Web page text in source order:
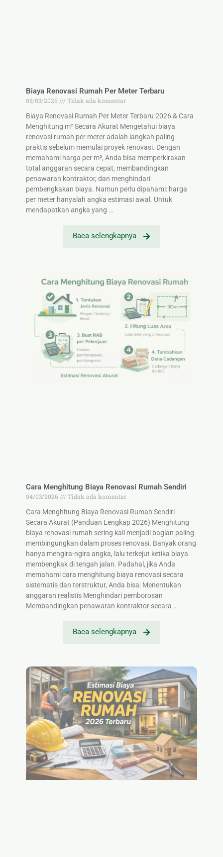
Biaya Renovasi Rumah Per Meter Terbaru
05/03/2026
Tidak ada komentar
Biaya Renovasi Rumah Per Meter Terbaru 2026 & Cara
Menghitung m² Secara Akurat Mengetahui biaya
renovasi rumah per meter adalah langkah paling
praktis sebelum memulai proyek renovasi. Dengan
memahami harga per m², Anda bisa memperkirakan
total anggaran secara cepat, membandingkan
penawaran kontraktor, dan menghindari
pembengkakan biaya. Namun perlu dipahami: harga
per meter hanyalah angka estimasi awal. Untuk
mendapatkan angka yang …
Baca selengkapnya
Cara Menghitung Biaya Renovasi Rumah Sendiri
04/03/2026
Tidak ada komentar
Cara Menghitung Biaya Renovasi Rumah Sendiri
Secara Akurat (Panduan Lengkap 2026) Menghitung
biaya renovasi rumah sering kali menjadi bagian paling
membingungkan dalam proses renovasi. Banyak orang
hanya mengira-ngira angka, lalu terkejut ketika biaya
membengkak di tengah jalan. Padahal, jika Anda
memahami cara menghitung biaya renovasi secara
sistematis dan terstruktur, Anda bisa: Menentukan
anggaran realistis Menghindari pemborosan
Membandingkan penawaran kontraktor secara …
Baca selengkapnya